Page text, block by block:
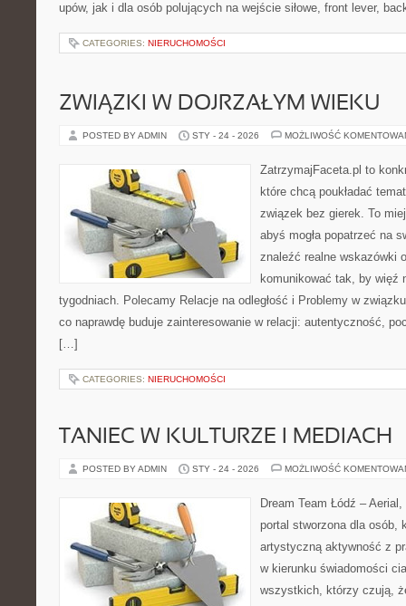
upów, jak i dla osób polujących na wejście siłowe, front lever,
CATEGORIES: NIERUCHOMOŚCI
ZWIĄZKI W DOJRZAŁYM WIEKU
POSTED BY ADMIN STY - 24 - 2026 MOŻLIWOŚĆ
ZatrzymajFaceta.pl to
które chcą poukładać
związek bez gierek. To
abyś mogła popatrzeć na
znaleźć realne wskazówki
komunikować tak, by więź
tygodniach. Polecamy Relacje na odległość i Problemy w
co naprawdę buduje zainteresowanie w relacji: autentyczność,
[…]
CATEGORIES: NIERUCHOMOŚCI
TANIEC W KULTURZE I MEDIACH
POSTED BY ADMIN STY - 24 - 2026 MOŻLIWOŚĆ
Dream Team Łódź –
portal stworzona dla osób,
artystyczną aktywność z
w kierunku świadomości
wszystkich, którzy czują,